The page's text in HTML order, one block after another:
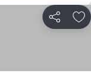
Partilhar